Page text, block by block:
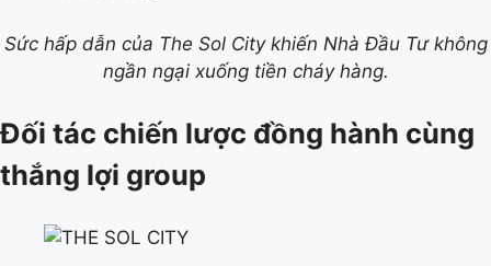
Sức hấp dẫn của The Sol City khiến Nhà Đầu Tư không
ngần ngại xuống tiền cháy hàng.
Đối tác chiến lược đồng hành cùng
thắng lợi group